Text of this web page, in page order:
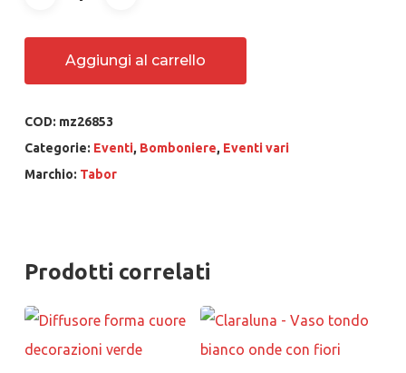
Aggiungi al carrello
COD: mz26853
Categorie: Eventi, Bomboniere, Eventi vari
Marchio: Tabor
Prodotti correlati